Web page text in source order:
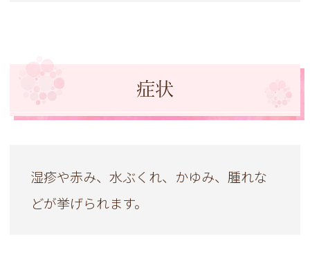
症状
湿疹や赤み、水ぶくれ、かゆみ、腫れな
どが挙げられます。